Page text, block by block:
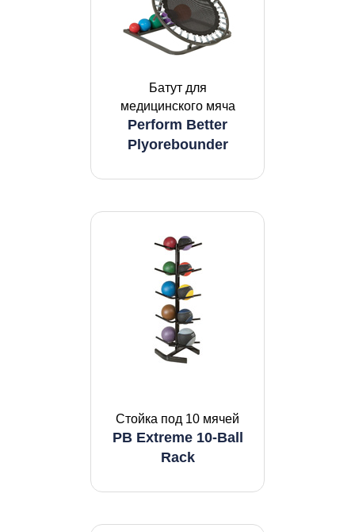
Батут для
медицинского мяча
Perform Better
Plyorebounder
Стойка под 10 мячей
PB Extreme 10-Ball
Rack